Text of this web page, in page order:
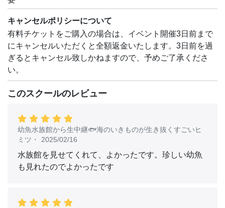
キャンセルポリシーについて
有料チケットをご購入の場合は、イベント開催3日前まで
にキャンセルいただくと全額返金いたします。3日前を過
ぎるとキャンセル致しかねますので、予めご了承くださ
い。
このスクールのレビュー
幼魚水族館から生中継🐟海のいきものが生き抜くすごいヒ
ミツ ・ 2025/02/16
水族館を見せてくれて、よかったです。珍しい幼魚
も見れたのでよかったです